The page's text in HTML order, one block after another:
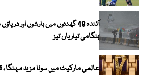
آئندہ 48 گھنٹوں میں بارشوں اور
ہنگامی تیاریاں تیز